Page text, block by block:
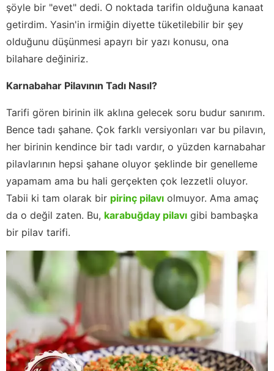
şöyle bir "evet" dedi. O noktada tarifin olduğuna kanaat
getirdim. Yasin'in irmiğin diyette tüketilebilir bir şey
olduğunu düşünmesi apayrı bir yazı konusu, ona
bilahare değiniriz.
Karnabahar Pilavının Tadı Nasıl?
Tarifi gören birinin ilk aklına gelecek soru budur sanırım.
Bence tadı şahane. Çok farklı versiyonları var bu pilavın,
her birinin kendince bir tadı vardır, o yüzden karnabahar
pilavlarının hepsi şahane oluyor şeklinde bir genelleme
yapamam ama bu hali gerçekten çok lezzetli oluyor.
Tabii ki tam olarak bir pirinç pilavı olmuyor. Ama amaç
da o değil zaten. Bu, karabuğday pilavı gibi bambaşka
bir pilav tarifi.